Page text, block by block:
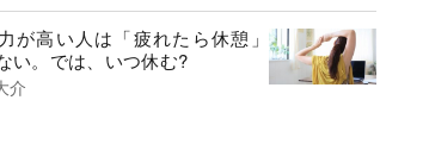
が高い人は「疲れたら休憩」
い。では、いつ休む?
介